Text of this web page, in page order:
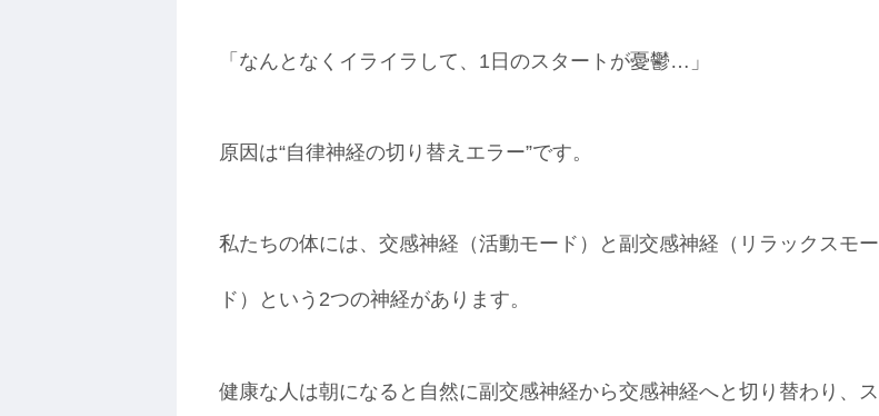
「なんとなくイライラして、1日のスタートが憂鬱…」
原因は“自律神経の切り替えエラー”です。
私たちの体には、交感神経（活動モード）と副交感神経（リラックスモー
ド）という2つの神経があります。
健康な人は朝になると自然に副交感神経から交感神経へと切り替わり、ス